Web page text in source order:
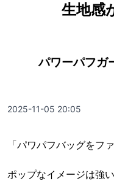
生地感
パワーパフガ
2025-11-05 20:05
「パワパフバッグをフ
ポップなイメージは強